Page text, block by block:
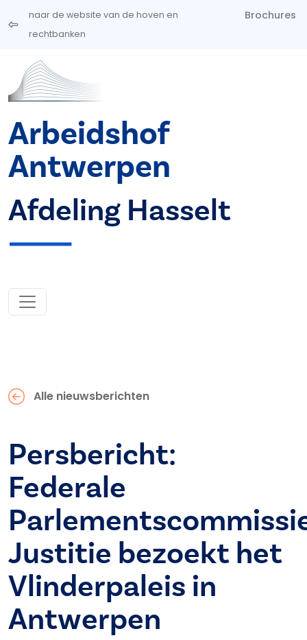
Overslaan en naar de inhoud gaan
naar de website van de hoven en
rechtbanken
Brochures
Arbeidshof
Antwerpen
Afdeling Hasselt
Alle nieuwsberichten
Persbericht:
Federale
Justitie bezoekt het
Vlinderpaleis in
Antwerpen